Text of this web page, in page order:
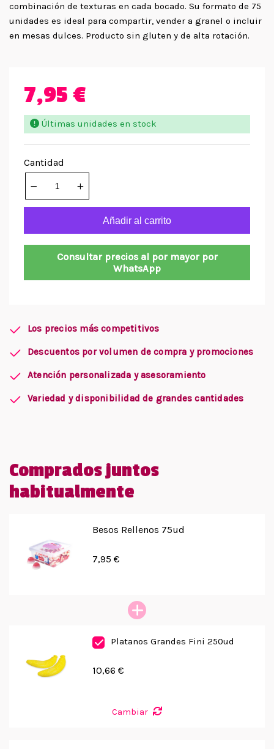
combinación de texturas en cada bocado. Su formato de 75
unidades es ideal para compartir, vender a granel o incluir
en mesas dulces. Producto sin gluten y de alta rotación.
7,95 €
Últimas unidades en stock
Cantidad
Añadir al carrito
Consultar precios al por mayor por
WhatsApp
Los precios más competitivos
Descuentos por volumen de compra y promociones
Atención personalizada y asesoramiento
Variedad y disponibilidad de grandes cantidades
Comprados juntos
habitualmente
Besos Rellenos 75ud
7,95 €
Platanos Grandes Fini 250ud
10,66 €
Cambiar